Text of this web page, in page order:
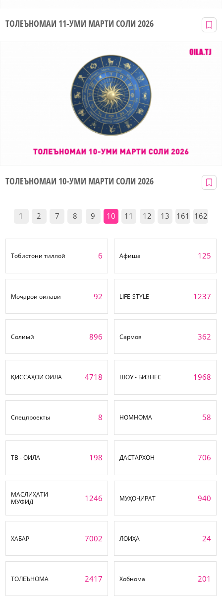
ТОЛЕЪНОМАИ 11-УМИ МАРТИ СОЛИ 2026
ТОЛЕЪНОМАИ 10-УМИ МАРТИ СОЛИ 2026
1 2 7 8 9 10 11 12 13 161 162
Тобистони тиллоӣ 6 Афиша 125
Моҷарои оилавӣ 92 LIFE-STYLE 1237
Солимӣ 896 Сармоя 362
ҚИССАҲОИ ОИЛА 4718 ШОУ - БИЗНЕС 1968
Спецпроекты 8 НОМНОМА 58
ТВ - ОИЛА 198 ДАСТАРХОН 706
МАСЛИҲАТИ
МУФИД
1246 МУҲОҶИРАТ 940
ХАБАР 7002 ЛОИҲА 24
ТОЛЕЪНОМА 2417 Хобнома 201